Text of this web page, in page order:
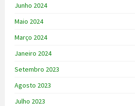
Junho 2024
Maio 2024
Março 2024
Janeiro 2024
Setembro 2023
Agosto 2023
Julho 2023